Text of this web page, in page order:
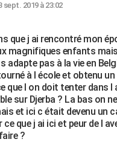
ville
sept. 2019 à 23:02
que j ai rencontré mon
magnifiques enfants
adapte pas à la vie en
à l école et obtenu un
que l on doit tenter dans l
sur Djerba ? La bas on
et ici c était devenu un
ce que j ai ici et peur de l
?